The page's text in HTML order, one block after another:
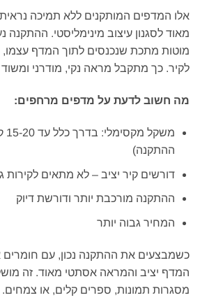
אלו המדפים המותקנים ללא תמיכה נראית
מאוד לסגנון עיצוב מינימליסטי. ההתקנה
מוטות מתכת שנכנסים לתוך המדף עצמו,
לקיר. כך מתקבל מראה נקי, מודרני
מה חשוב לדעת על מדפים מרחפים:
ההתקנה)
דורשים קיר יציב – לא מתאים לקירות
ההתקנה מורכבת יותר ודורשת דיוק
המחיר גבוה יותר
כשמבצעים את ההתקנה נכון, עם חומרים
המדף יציב והמראה אסתטי מאוד. זה
מסגרות תמונות, ספרים קלים, או